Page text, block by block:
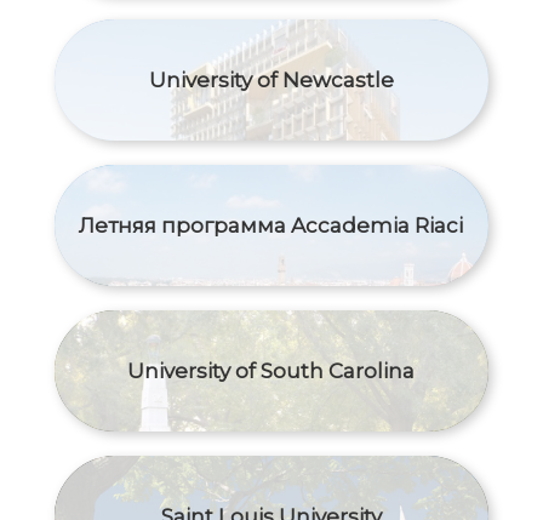
University of Newcastle
Летняя программа Accademia Riaci
University of South Carolina